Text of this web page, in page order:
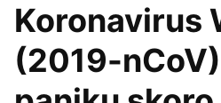
Koronavirus
(2019-